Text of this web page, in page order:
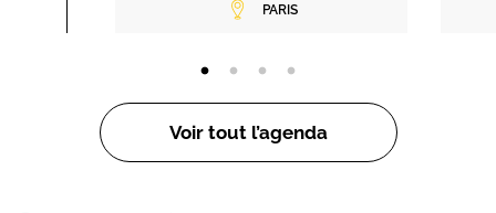
PARIS
Voir tout l’agenda